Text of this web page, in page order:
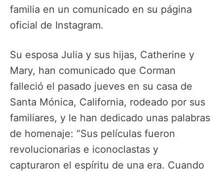
familia en un comunicado en su página
oficial de Instagram.
Su esposa Julia y sus hijas, Catherine y
Mary, han comunicado que Corman
falleció el pasado jueves en su casa de
Santa Mónica, California, rodeado por sus
familiares, y le han dedicado unas palabras
de homenaje: “Sus películas fueron
revolucionarias e iconoclastas y
capturaron el espíritu de una era. Cuando